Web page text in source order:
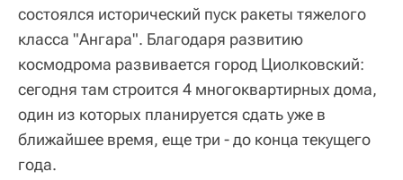
состоялся исторический пуск ракеты тяжелого
класса "Ангара". Благодаря развитию
космодрома развивается город Циолковский:
сегодня там строится 4 многоквартирных дома,
один из которых планируется сдать уже в
ближайшее время, еще три - до конца текущего
года.